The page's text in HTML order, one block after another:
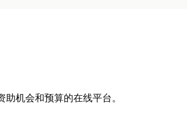
机会和预算的在线平台。